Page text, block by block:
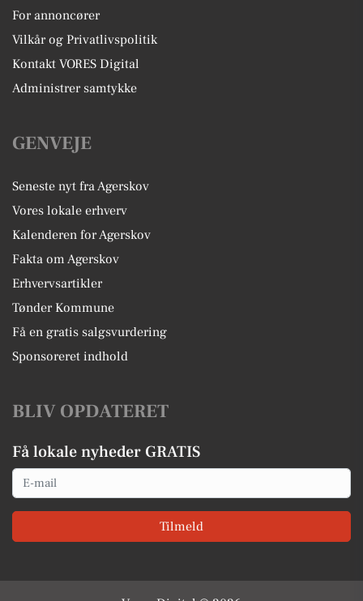
For annoncører
Vilkår og Privatlivspolitik
Kontakt VORES Digital
Administrer samtykke
GENVEJE
Seneste nyt fra Agerskov
Vores lokale erhverv
Kalenderen for Agerskov
Fakta om Agerskov
Erhvervsartikler
Tønder Kommune
Få en gratis salgsvurdering
Sponsoreret indhold
BLIV OPDATERET
Få lokale nyheder GRATIS
Email
Tilmeld